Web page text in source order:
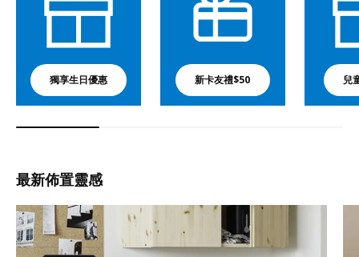
獨享生日優惠 新卡友禮$50 兒
最新佈置靈感